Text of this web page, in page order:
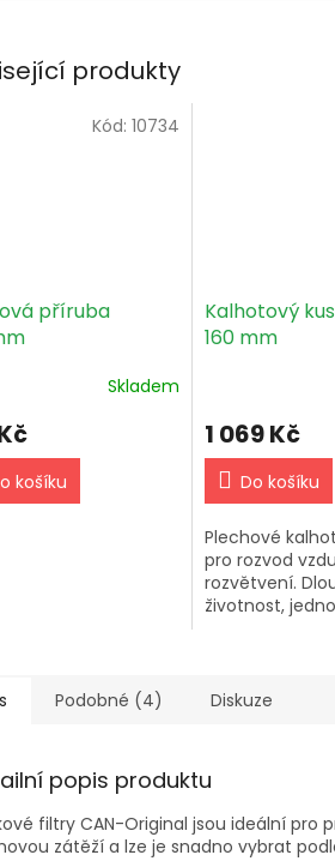
produkty
příruba
Skladem
košíku
Kód: 10734
Kalhotový
160 mm
1 069 Kč
Do košíku
Plechové
pro rozvod
rozvětvení.
životnost,
vzduchovody.
Podobné (4) Diskuze
popis produktu
filtry CAN-Original jsou ideální pro
zátěží a lze je snadno vybrat